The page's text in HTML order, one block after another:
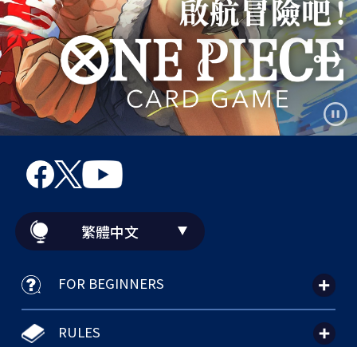
繁體中文
FOR BEGINNERS
RULES